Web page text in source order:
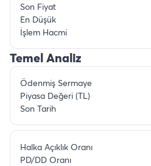
Son Fiyat
En Düşük
İşlem Hacmi
Temel Analiz
Ödenmiş Sermaye
Piyasa Değeri (TL)
Son Tarih
Halka Açıklık Oranı
PD/DD Oranı